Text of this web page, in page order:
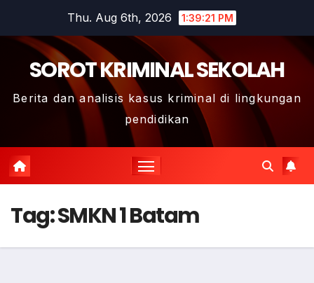
content
Thu. Aug 6th, 2026 1:39:22 PM
SOROT KRIMINAL SEKOLAH
Berita dan analisis kasus kriminal di lingkungan
pendidikan
Tag:SMKN 1 Batam